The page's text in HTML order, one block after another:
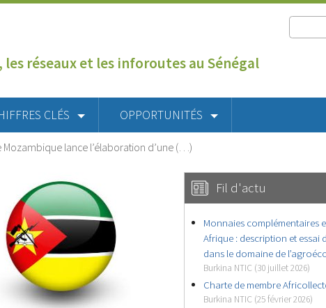
réseaux et les inforoutes au Sénégal
CLÉS OPPORTUNITÉS
lance l’élaboration d’une (…)
Fil d'actu
Monnaies complémentaires
Afrique : description et essai
dans le domaine de
Burkina NTIC (30 juillet 2026)
Charte de membre
Burkina NTIC (25 février 2026)